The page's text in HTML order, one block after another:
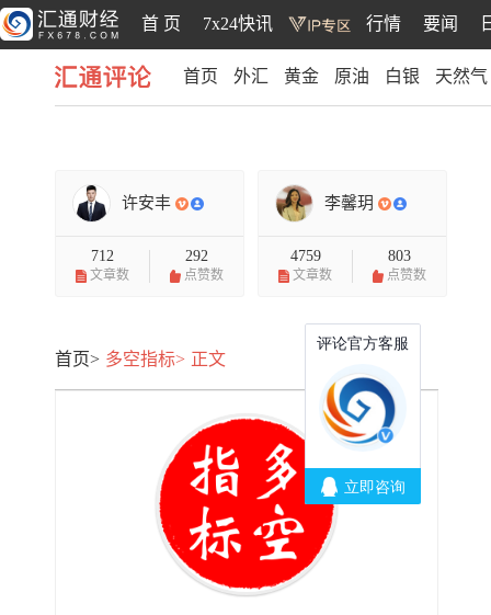
首 页 7x24快讯 行情 要闻
首页 外汇 黄金 原油 白银 天然气
许安丰
712
文章数
292
点赞数
李馨玥
4759
文章数
803
点赞数
首页> 多空指标> 正文